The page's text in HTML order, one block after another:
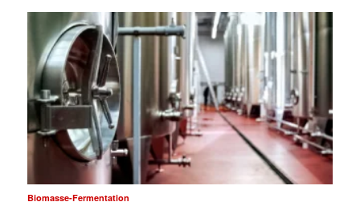
Biomasse-Fermentation